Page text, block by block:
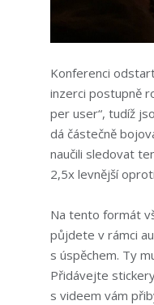
Konferenci
inzerci postupně
per user“, tudíž
dá částečně
naučili sledovat
2,5x levnější
Na tento formát
půjdete v rámci
s úspěchem. Ty
Přidávejte
s videem vám